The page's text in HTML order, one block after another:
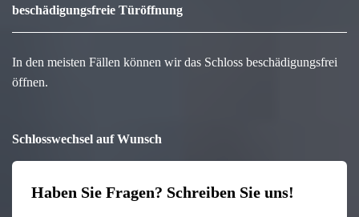
beschädigungsfreie Türöffnung
In den meisten Fällen können wir das Schloss beschädigungsfrei
öffnen.
Schlosswechsel auf Wunsch
Haben Sie Fragen? Schreiben Sie uns!